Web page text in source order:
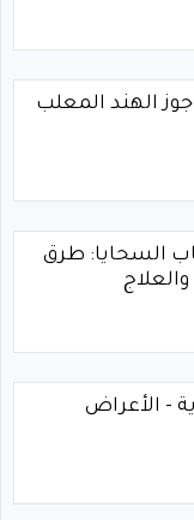
الهند المعلب
السحايا: طرق
- الأعراض